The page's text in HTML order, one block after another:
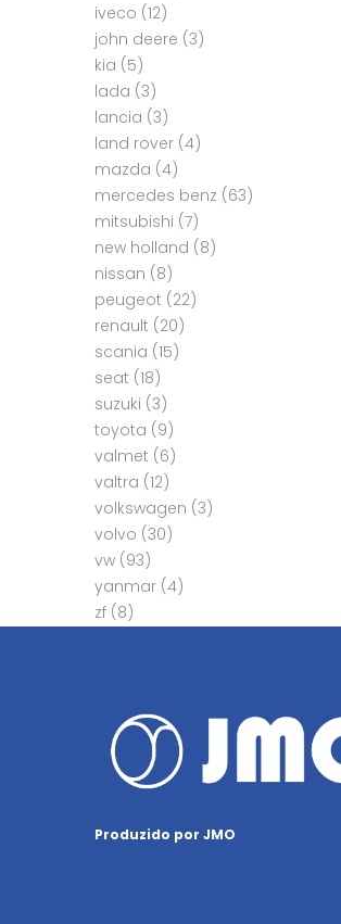
iveco (12)
john deere (3)
kia (5)
lada (3)
lancia (3)
land rover (4)
mazda (4)
mercedes benz (63)
mitsubishi (7)
new holland (8)
nissan (8)
peugeot (22)
renault (20)
scania (15)
seat (18)
suzuki (3)
toyota (9)
valmet (6)
valtra (12)
volkswagen (3)
volvo (30)
vw (93)
yanmar (4)
zf (8)
Produzido por JMO